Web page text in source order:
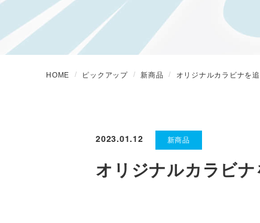
HOME ピックアップ 新商品 オリジナルカラビナを
2023.01.12 新商品
オリジナルカラビナ